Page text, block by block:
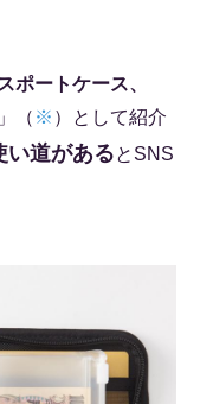
ポートケース、
」（ ※ ）として紹介
い道があるとSNS